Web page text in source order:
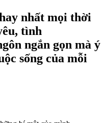
nhất mọi thời
tình
ngắn gọn mà ý
sống của mỗi